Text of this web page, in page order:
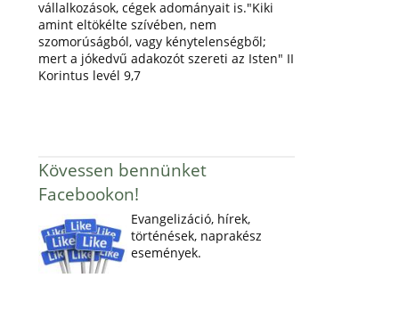
vállalkozások, cégek adományait is."Kiki
amint eltökélte szívében, nem
szomorúságból, vagy kénytelenségből;
mert a jókedvű adakozót szereti az Isten" II
Korintus levél 9,7
Kövessen bennünket
Facebookon!
Evangelizáció, hírek,
történések, naprakész
események.